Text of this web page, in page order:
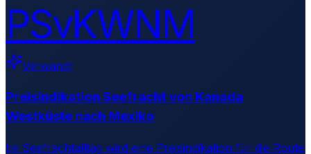
PSvKWNM
Verwandt
Preisindikation Seefracht von Kanada
Westküste nach Mexiko
Im Seefrachtalltag wird eine Preisindikation für die Route